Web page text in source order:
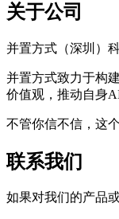
关于公司
并置方式（深圳）
并置方式致力于构
价值观，推动自身
不管你信不信，这
联系我们
如果对我们的产品